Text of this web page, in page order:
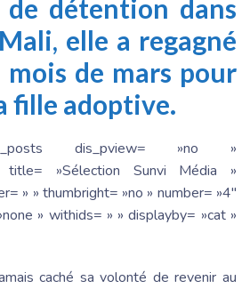
détention dans
elle a regagné
mois de mars pour
fille adoptive.
dis_pview= »no »
»Sélection Sunvi Média »
» » thumbright= »no » number= »4″
» withids= » » displayby= »cat »
caché sa volonté de revenir au